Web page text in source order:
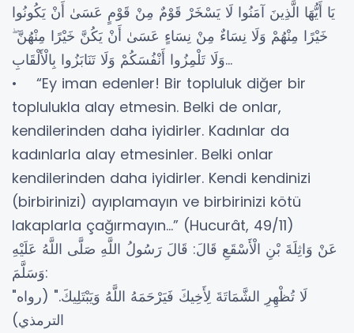
يَا أَيُّهَا الَّذِينَ آمَنُوا لَا يَسْخَرْ قَوْمٌ مِنْ قَوْمٍ عَسَىٰ أَنْ يَكُونُوا
خَيْرًا مِنْهُمْ وَلَا نِسَاءٌ مِنْ نِسَاءٍ عَسَىٰ أَنْ يَكُنَّ خَيْرًا مِنْهُنَّ ۖ
وَلَا تَلْمِزُوا أَنْفُسَكُمْ وَلَا تَنَابَزُوا بِالْأَلْقَابِ...
• “Ey iman edenler! Bir topluluk diğer bir
toplulukla alay etmesin. Belki de onlar,
kendilerinden daha iyidirler. Kadınlar da
kadınlarla alay etmesinler. Belki onlar
kendilerinden daha iyidirler. Kendi kendinizi
(birbirinizi) ayıplamayın ve birbirinizi kötü
lakaplarla çağırmayın...” (Hucurât, 49/11)
عَنْ وَاثِلَةَ بْنِ الْأَسْقَعِ قَالَ: قَالَ رَسُولُ اللَّهِ صَلَّى اللَّهُ عَلَيْهِ
وَسَلَّمَ:
"لَا تُظْهِرِ الشَّمَاتَةَ لِأَخِيكَ فَيَرْحَمَهُ اللَّهُ وَيَبْتَلِيكَ." (رواه
الترمذي)